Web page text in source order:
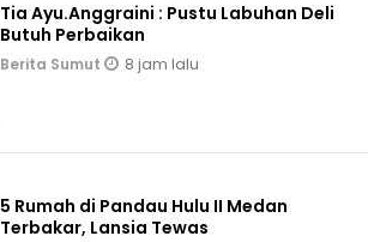
Tia Ayu.Anggraini : Pustu Labuhan Deli
Butuh Perbaikan
Berita Sumut 8 jam lalu
5 Rumah di Pandau Hulu II Medan
Terbakar, Lansia Tewas